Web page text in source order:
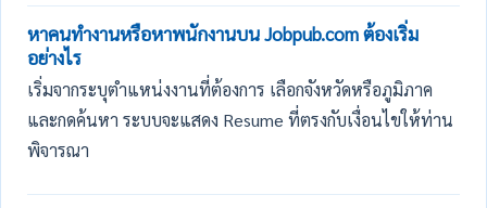
หาคนทำงานหรือหาพนักงานบน Jobpub.com ต้องเริ่ม
อย่างไร
เริ่มจากระบุตำแหน่งงานที่ต้องการ เลือกจังหวัดหรือภูมิภาค
และกดค้นหา ระบบจะแสดง Resume ที่ตรงกับเงื่อนไขให้ท่าน
พิจารณา